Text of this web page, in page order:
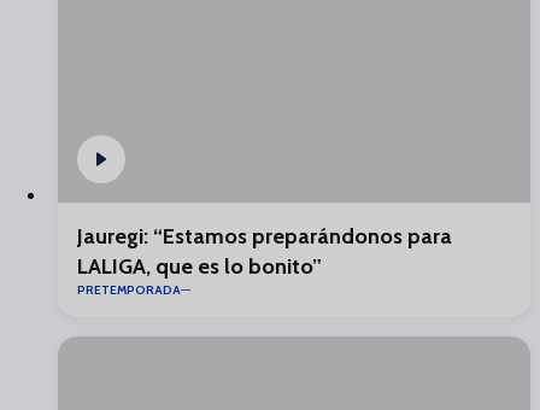
Jauregi: “Estamos preparándonos para
LALIGA, que es lo bonito”
PRETEMPORADA